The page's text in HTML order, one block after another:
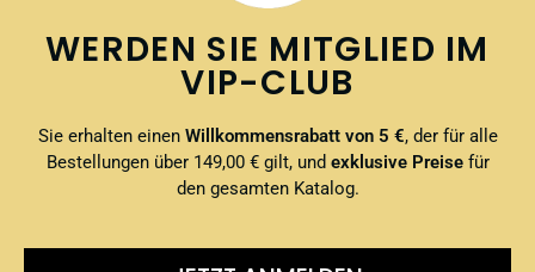
WERDEN SIE MITGLIED IM
VIP-CLUB
Sie erhalten einenWillkommensrabatt von 5 €, der für alle
Bestellungen über 149,00 € gilt, und exklusive Preisefür
den gesamten Katalog.